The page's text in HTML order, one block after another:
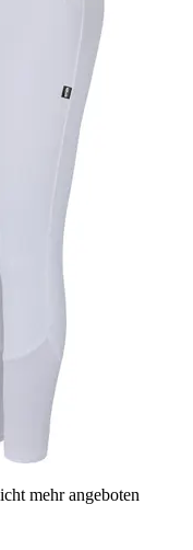
mehr angeboten